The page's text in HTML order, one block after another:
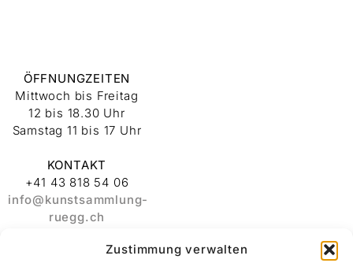
Zustimmung verwalten
ÖFFNUNGZEITEN
Mittwoch bis Freitag
12 bis 18.30 Uhr
Samstag 11 bis 17 Uhr
KONTAKT
+41 43 818 54 06
info@kunstsammlung-
ruegg.ch
ADRESSE